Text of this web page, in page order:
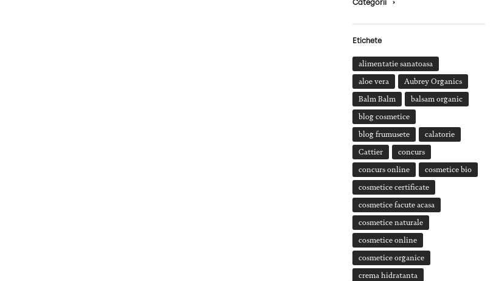
Categorii ›
Etichete
alimentatie sanatoasa
aloe vera Aubrey Organics
Balm Balm balsam organic
blog cosmetice
blog frumusete calatorie
Cattier concurs
concurs online cosmetice bio
cosmetice certificate
cosmetice facute acasa
cosmetice naturale
cosmetice online
cosmetice organice
crema hidratanta